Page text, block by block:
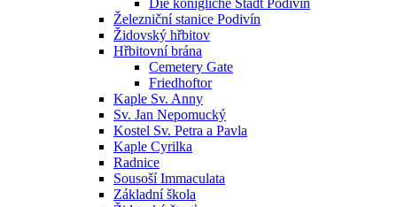
Die königliche Stadt Podivín
Železniční stanice Podivín
Židovský hřbitov
Hřbitovní brána
Cemetery Gate
Friedhoftor
Kaple Sv. Anny
Sv. Jan Nepomucký
Kostel Sv. Petra a Pavla
Kaple Cyrilka
Radnice
Sousoší Immaculata
Základní škola